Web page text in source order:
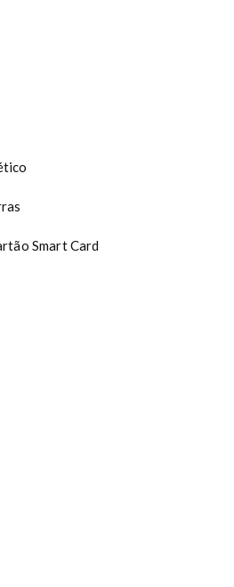
Smart Card